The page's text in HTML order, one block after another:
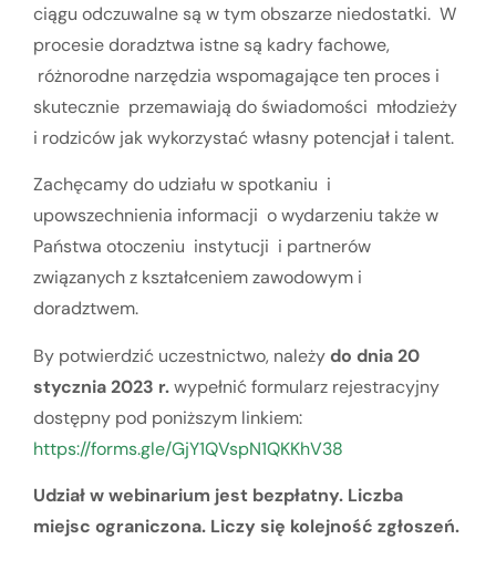
ciągu odczuwalne są w tym obszarze niedostatki. W
procesie doradztwa istne są kadry fachowe,
różnorodne narzędzia wspomagające ten proces i
skutecznie przemawiają do świadomości młodzieży
i rodziców jak wykorzystać własny potencjał i talent.
Zachęcamy do udziału w spotkaniu i
upowszechnienia informacji o wydarzeniu także w
Państwa otoczeniu instytucji i partnerów
związanych z kształceniem zawodowym i
doradztwem.
By potwierdzić uczestnictwo, należy do dnia 20
stycznia 2023 r.wypełnić formularz rejestracyjny
dostępny pod poniższym linkiem:
https://forms.gle/GjY1QVspN1QKKhV38
Udział w webinarium jest bezpłatny. Liczba
miejsc ograniczona. Liczy się kolejność zgłoszeń.